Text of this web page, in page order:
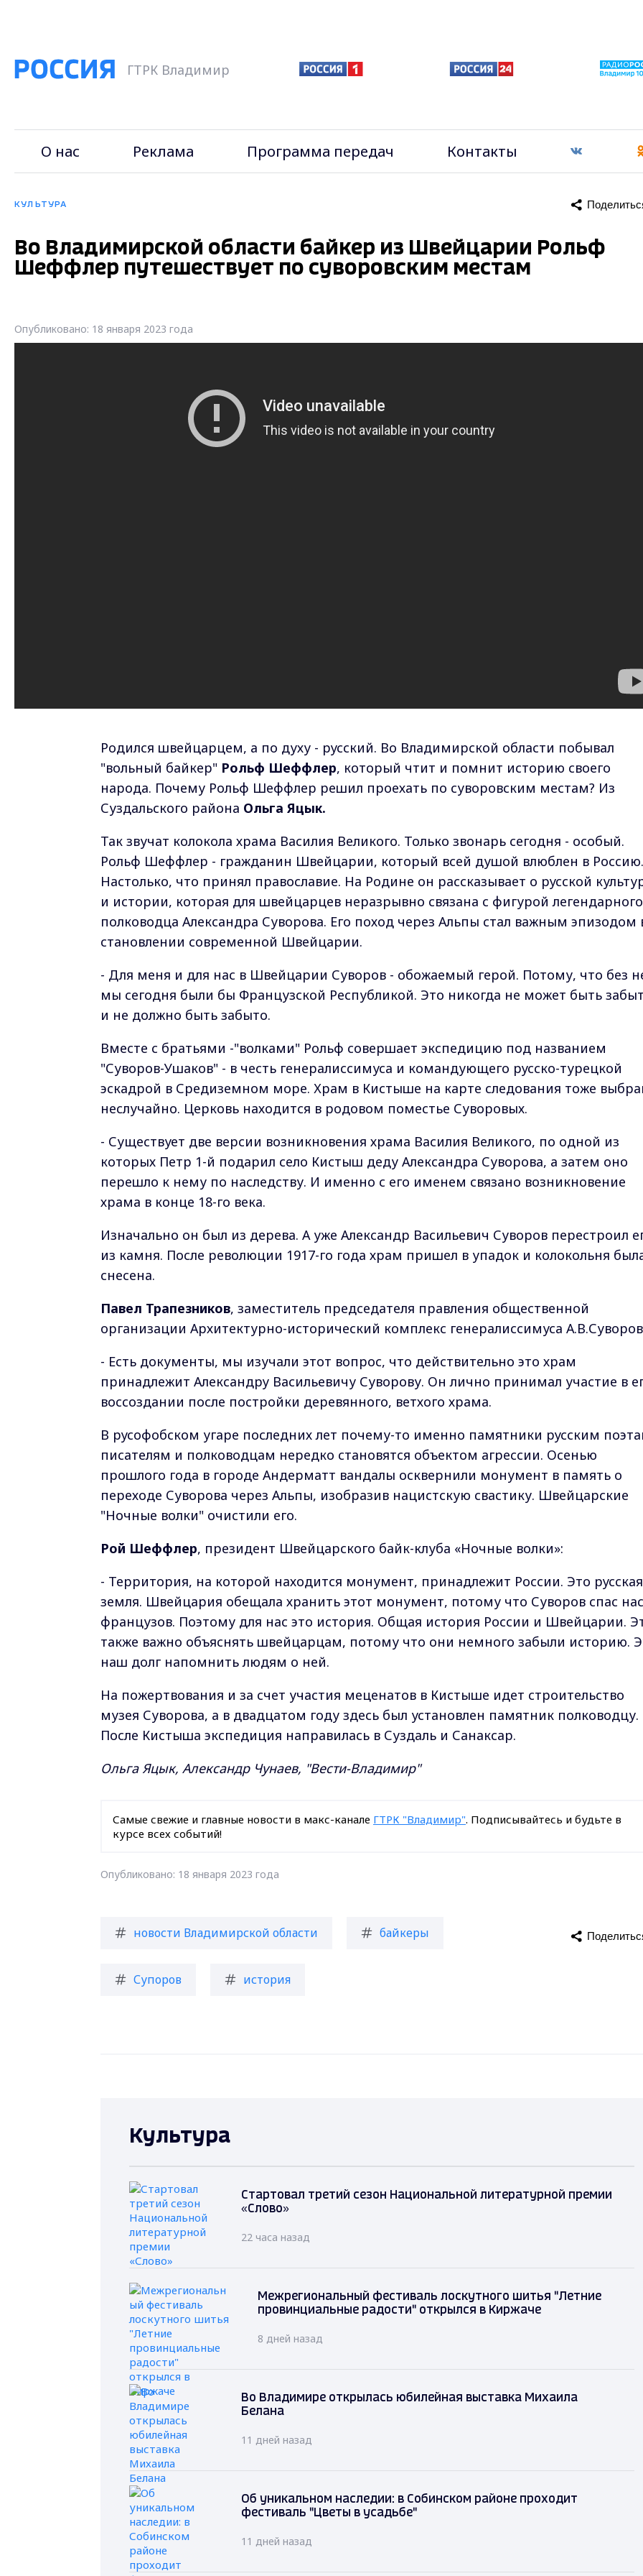
ГТРК Владимир
О нас Реклама Программа передач Контакты
КУЛЬТУРА
Во Владимирской области байкер из Швейцарии Рольф
Шеффлер путешествует по суворовским местам
Опубликовано: 18 января 2023 года
Родился швейцарцем, а по духу - русский. Во Владимирской области побывал
"вольный байкер" Рольф Шеффлер, который чтит и помнит историю своего
народа. Почему Рольф Шеффлер решил проехать по суворовским местам? Из
Суздальского района Ольга Яцык.
Так звучат колокола храма Василия Великого. Только звонарь сегодня - особый.
Рольф Шеффлер - гражданин Швейцарии, который всей душой влюблен в Россию.
Настолько, что принял православие. На Родине он рассказывает о русской
и истории, которая для швейцарцев неразрывно связана с фигурой легендарного
полководца Александра Суворова. Его поход через Альпы стал важным эпизодом
становлении современной Швейцарии.
- Для меня и для нас в Швейцарии Суворов - обожаемый герой. Потому, что без
мы сегодня были бы Французской Республикой. Это никогда не может быть
и не должно быть забыто.
Вместе с братьями -"волками" Рольф совершает экспедицию под названием
"Суворов-Ушаков" - в честь генералиссимуса и командующего русско-турецкой
эскадрой в Средиземном море. Храм в Кистыше на карте следования тоже
неслучайно. Церковь находится в родовом поместье Суворовых.
- Существует две версии возникновения храма Василия Великого, по одной из
которых Петр 1-й подарил село Кистыш деду Александра Суворова, а затем оно
перешло к нему по наследству. И именно с его именем связано возникновение
храма в конце 18-го века.
Изначально он был из дерева. А уже Александр Васильевич Суворов перестроил
из камня. После революции 1917-го года храм пришел в упадок и колокольня
снесена.
Павел Трапезников, заместитель председателя правления общественной
организации Архитектурно-исторический комплекс генералиссимуса
- Есть документы, мы изучали этот вопрос, что действительно это храм
принадлежит Александру Васильевичу Суворову. Он лично принимал участие в
воссоздании после постройки деревянного, ветхого храма.
В русофобском угаре последних лет почему-то именно памятники русским
писателям и полководцам нередко становятся объектом агрессии. Осенью
прошлого года в городе Андерматт вандалы осквернили монумент в память о
переходе Суворова через Альпы, изобразив нацистскую свастику. Швейцарские
"Ночные волки" очистили его.
Рой Шеффлер, президент Швейцарского байк-клуба «Ночные волки»:
- Территория, на которой находится монумент, принадлежит России. Это русская
земля. Швейцария обещала хранить этот монумент, потому что Суворов спас
французов. Поэтому для нас это история. Общая история России и Швейцарии.
также важно объяснять швейцарцам, потому что они немного забыли историю.
наш долг напомнить людям о ней.
На пожертвования и за счет участия меценатов в Кистыше идет строительство
музея Суворова, а в двадцатом году здесь был установлен памятник полководцу.
После Кистыша экспедиция направилась в Суздаль и Санаксар.
Ольга Яцык, Александр Чунаев, "Вести-Владимир"
Самые свежие и главные новости в макс-канале ГТРК "Владимир". Подписывайтесь и будьте в
курсе всех событий!
Опубликовано: 18 января 2023 года
новости Владимирской области байкеры
Супоров история
Культура
Стартовал третий сезон Национальной литературной премии
«Слово»
22 часа назад
Межрегиональный фестиваль лоскутного шитья "Летние
провинциальные радости" открылся в Киржаче
8 дней назад
Во Владимире открылась юбилейная выставка Михаила
Белана
11 дней назад
Об уникальном наследии: в Собинском районе проходит
фестиваль "Цветы в усадьбе"
11 дней назад